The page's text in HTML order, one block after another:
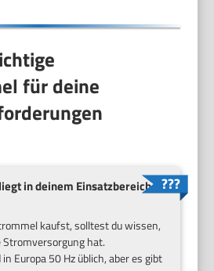
für deine
in deinem Einsatzbereich
kaufst, solltest du wissen,
Stromversorgung hat.
Europa 50 Hz üblich, aber es gibt